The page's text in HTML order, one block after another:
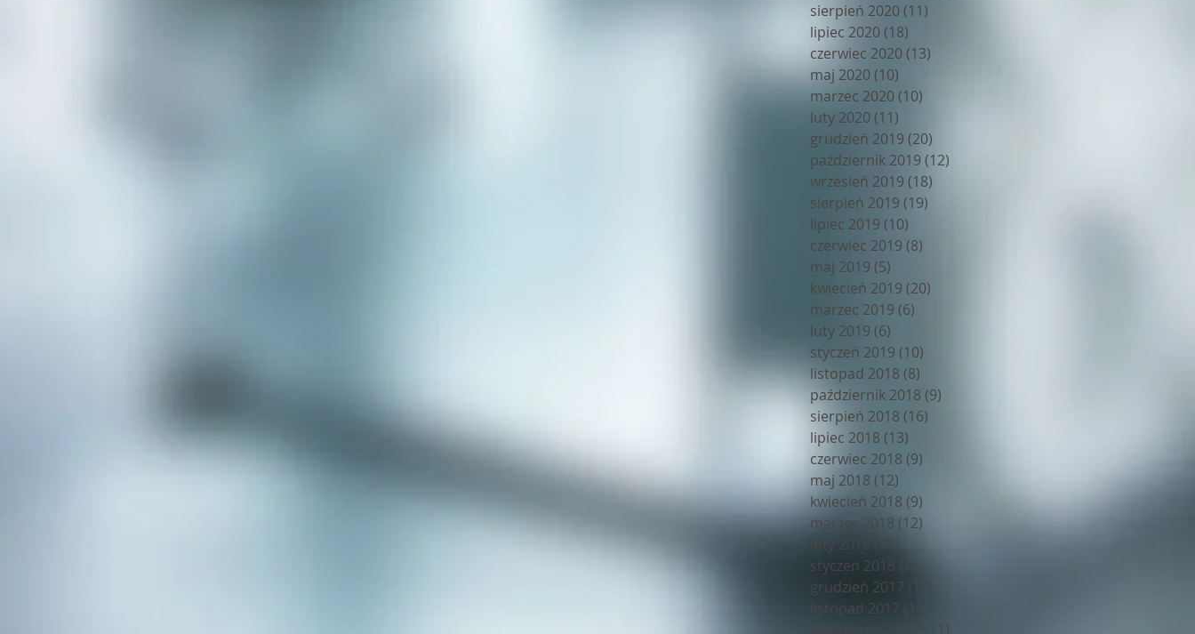
sierpień 2020 (11)
lipiec 2020 (18)
czerwiec 2020 (13)
maj 2020 (10)
marzec 2020 (10)
luty 2020 (11)
grudzień 2019 (20)
październik 2019 (12)
wrzesień 2019 (18)
sierpień 2019 (19)
lipiec 2019 (10)
czerwiec 2019 (8)
maj 2019 (5)
kwiecień 2019 (20)
marzec 2019 (6)
luty 2019 (6)
styczeń 2019 (10)
listopad 2018 (8)
październik 2018 (9)
sierpień 2018 (16)
lipiec 2018 (13)
czerwiec 2018 (9)
maj 2018 (12)
kwiecień 2018 (9)
marzec 2018 (12)
luty 2018
styczeń 2018
grudzień 2017 (10)
listopad 2017 (11)
październik 2017
(11)